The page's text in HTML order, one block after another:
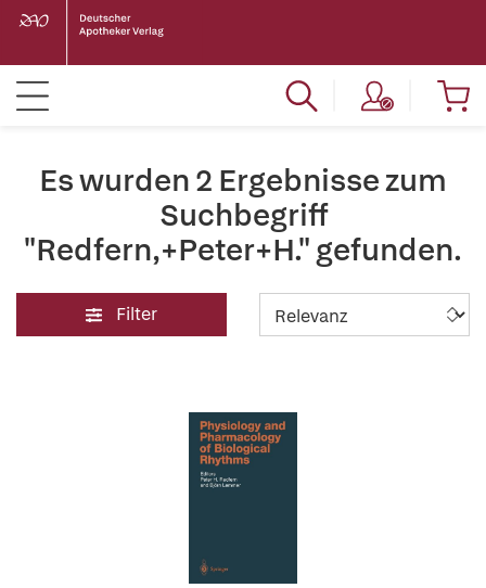
Es wurden 2 Ergebnisse zum
Suchbegriff
"Redfern,+Peter+H." gefunden.
Filter